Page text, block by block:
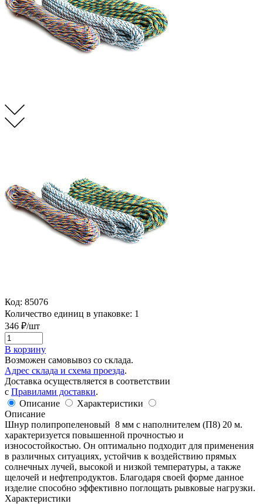
Код: 85076
Количество единиц в упаковке: 1
346 ₽/шт
В корзину
Возможен самовывоз со склада.
Адрес склада и схема проезда.
Доставка осуществляется в соответствии
с Правилами доставки.
Описание
Характеристики
Описание
Шнур полипропеленовый 8 мм с наполнителем (П8) 20 м.
характеризуется повышенной прочностью и
износостойкостью. Он оптимально подходит для применения
в различных ситуациях, устойчив к воздействию прямых
солнечных лучей, высокой и низкой температуры, а также
щелочей и нефтепродуктов. Благодаря своей форме данное
изделие способно эффективно поглощать рывковые нагрузки.
Характеристики